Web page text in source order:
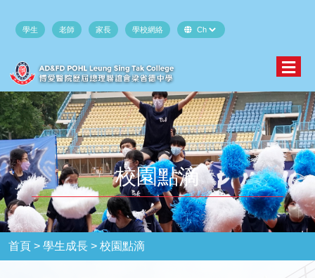
學生 老師 家長 學校網絡
校園點滴
首頁 > 學生成長 >校園點滴